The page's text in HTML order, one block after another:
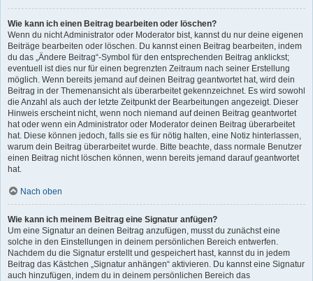
Wie kann ich einen Beitrag bearbeiten oder löschen?
Wenn du nicht Administrator oder Moderator bist, kannst du nur deine eigenen
Beiträge bearbeiten oder löschen. Du kannst einen Beitrag bearbeiten, indem
du das „Ändere Beitrag“-Symbol für den entsprechenden Beitrag anklickst;
eventuell ist dies nur für einen begrenzten Zeitraum nach seiner Erstellung
möglich. Wenn bereits jemand auf deinen Beitrag geantwortet hat, wird dein
Beitrag in der Themenansicht als überarbeitet gekennzeichnet. Es wird sowohl
die Anzahl als auch der letzte Zeitpunkt der Bearbeitungen angezeigt. Dieser
Hinweis erscheint nicht, wenn noch niemand auf deinen Beitrag geantwortet
hat oder wenn ein Administrator oder Moderator deinen Beitrag überarbeitet
hat. Diese können jedoch, falls sie es für nötig halten, eine Notiz hinterlassen,
warum dein Beitrag überarbeitet wurde. Bitte beachte, dass normale Benutzer
einen Beitrag nicht löschen können, wenn bereits jemand darauf geantwortet
hat.
Nach oben
Wie kann ich meinem Beitrag eine Signatur anfügen?
Um eine Signatur an deinen Beitrag anzufügen, musst du zunächst eine
solche in den Einstellungen in deinem persönlichen Bereich entwerfen.
Nachdem du die Signatur erstellt und gespeichert hast, kannst du in jedem
Beitrag das Kästchen „Signatur anhängen“ aktivieren. Du kannst eine Signatur
auch hinzufügen, indem du in deinem persönlichen Bereich das